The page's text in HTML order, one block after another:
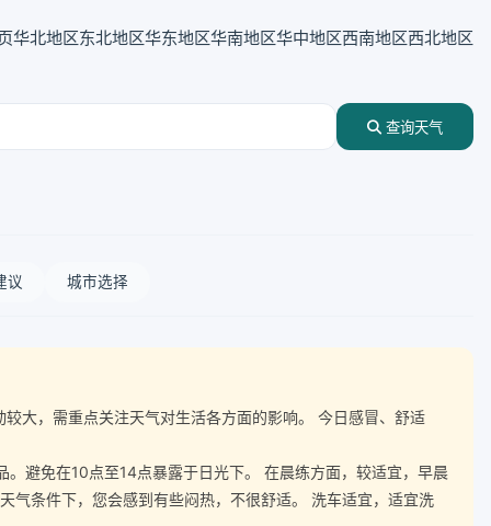
华北地区东北地区华东地区华南地区华中地区西南地区西北地区
查询天气
议 城市选择
，需重点关注天气对生活各方面的影响。 今日感冒、舒适
避免在10点至14点暴露于日光下。 在晨练方面，较适宜，早晨
气条件下，您会感到有些闷热，不很舒适。 洗车适宜，适宜洗